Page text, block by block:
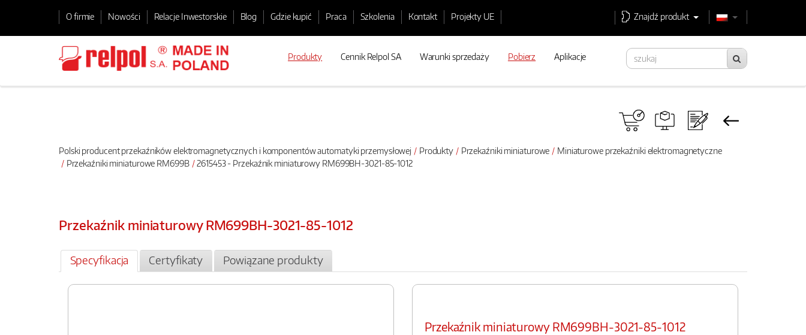
O firmie Nowości Relacje Inwestorskie Blog Gdzie kupić Praca Szkolenia Kontakt Projekty UE Znajdź produkt
Produkty Cennik Relpol SA Warunki sprzedaży Pobierz Aplikacje
Polski producent przekaźników elektromagnetycznych i komponentów automatyki przemysłowej Produkty Przekaźniki miniaturowe
Miniaturowe przekaźniki elektromagnetyczne
Przekaźniki miniaturowe RM699B
2615453 - Przekaźnik miniaturowy RM699BH-3021-85-1012
Przekaźnik miniaturowy RM699BH-3021-85-1012
Specyfikacja Certyfikaty Powiązane produkty
Przekaźnik miniaturowy RM699BH-3021-85-1012